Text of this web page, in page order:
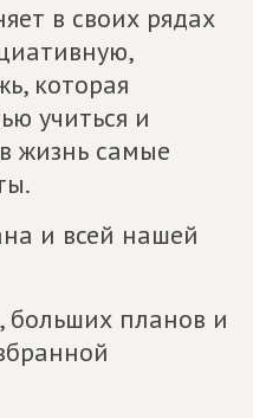
в своих рядах
которая
учиться и
жизнь самые
и всей нашей
больших планов и